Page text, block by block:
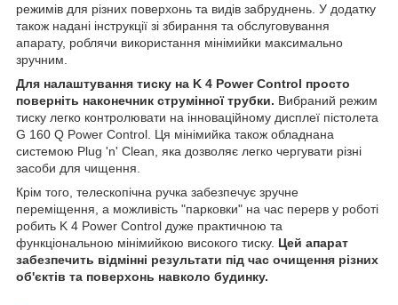
режимів для різних поверхонь та видів забруднень. У додатку
також надані інструкції зі збирання та обслуговування
апарату, роблячи використання мінімийки максимально
зручним.
Для налаштування тиску на K 4 Power Control просто
поверніть наконечник струмінної трубки. Вибраний режим
тиску легко контролювати на інноваційному дисплеї пістолета
G 160 Q Power Control. Ця мінімийка також обладнана
системою Plug 'n' Clean, яка дозволяє легко чергувати різні
засоби для чищення.
Крім того, телескопічна ручка забезпечує зручне
переміщення, а можливість "парковки" на час перерв у роботі
робить K 4 Power Control дуже практичною та
функціональною мінімийкою високого тиску. Цей апарат
забезпечить відмінні результати під час очищення різних
об'єктів та поверхонь навколо будинку.